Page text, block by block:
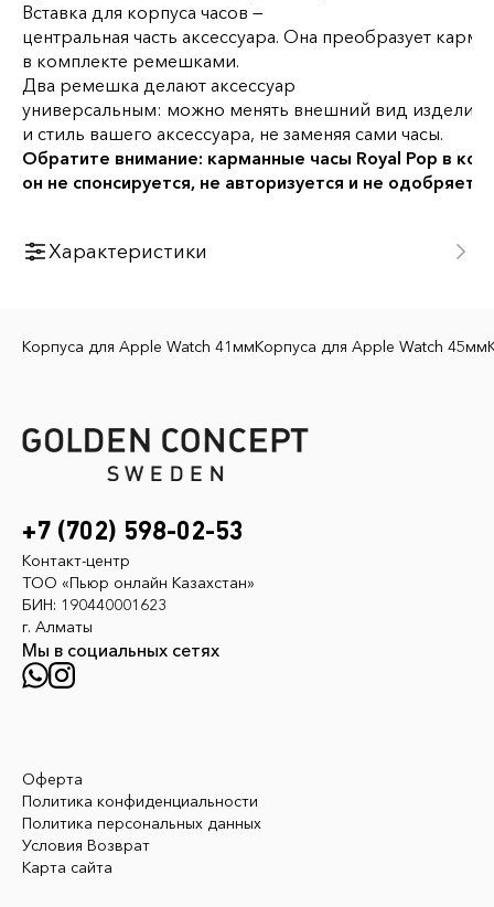
Вставка для корпуса часов —
центральная часть аксессуара. Она преобразует
в комплекте ремешками.
Два ремешка делают аксессуар
универсальным: можно менять внешний вид изделия,
и стиль вашего аксессуара, не заменяя сами часы.
Обратите внимание: карманные часы Royal Pop в
он не спонсируется, не авторизуется и не одобряется
Характеристики
Комплектация
Корпус и 2 ремешка
Карманные часы Royal POP
Корпуса для Apple Watch 41ммКорпуса для Apple Watch 45мм
Оферта
Политика конфиденциальности
Политика персональных данных
Условия Возврат
Карта сайта
Мы в социальных сетях
+7 (702) 598-02-53
Контакт-центр
ТОО «Пьюр онлайн Казахстан»
БИН: 190440001623
г. Алматы